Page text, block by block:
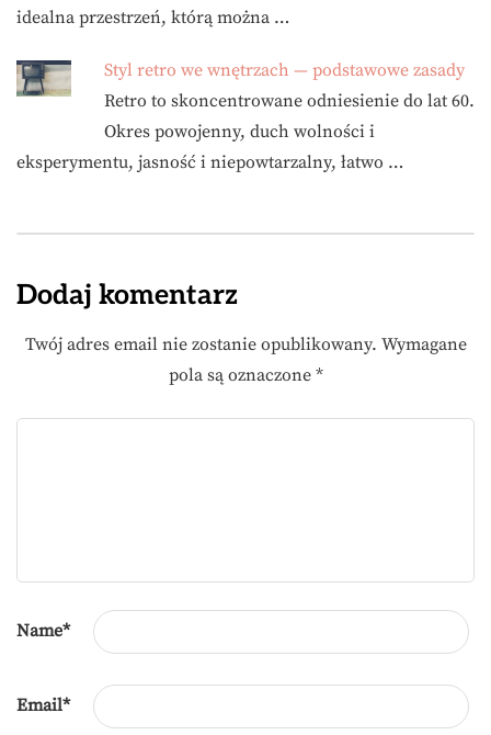
idealna przestrzeń, którą można …
Styl retro we wnętrzach — podstawowe zasady
Retro to skoncentrowane odniesienie do lat 60.
Okres powojenny, duch wolności i
eksperymentu, jasność i niepowtarzalny, łatwo …
Dodaj komentarz
Twój adres email nie zostanie opublikowany. Wymagane
pola są oznaczone *
Name*
Email*